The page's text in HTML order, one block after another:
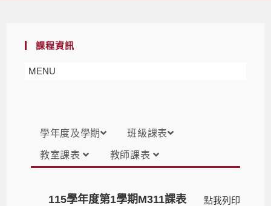
課程資訊
MENU
學年度及學期 班級課表
教室課表 教師課表
點我列印
115學年度第1學期M311課表